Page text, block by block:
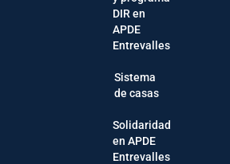
DIR en
APDE
Entrevalles
Sistema
de casas
Solidaridad
en APDE
Entrevalles